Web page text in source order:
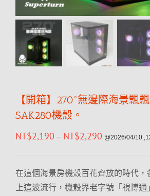
【開箱】270°無邊際海景飄
SAK280機殼。
NT$2,190 – NT$2,290 @2026/04/10
在這個海景房機殼百花齊放的時代，
上這波流行，機殼界老字號「視博通